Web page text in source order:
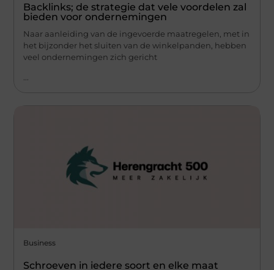
Backlinks; de strategie dat vele voordelen zal
bieden voor ondernemingen
Naar aanleiding van de ingevoerde maatregelen, met in
het bijzonder het sluiten van de winkelpanden, hebben
veel ondernemingen zich gericht
Business
Schroeven in iedere soort en elke maat